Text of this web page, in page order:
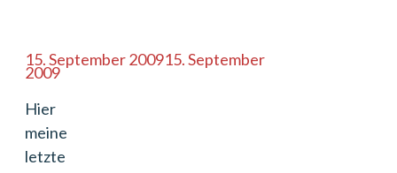
15. September 200915. September
2009
Hier
meine
letzte